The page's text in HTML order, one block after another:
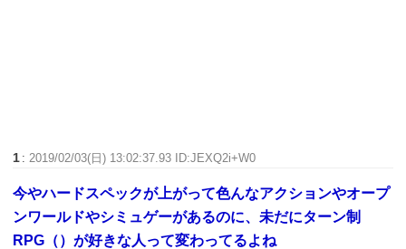
1 : 2019/02/03(日) 13:02:37.93 ID:JEXQ2i+W0
今やハードスペックが上がって色んなアクションやオープ
ンワールドやシミュゲーがあるのに、未だにターン制
RPG（）が好きな人って変わってるよね